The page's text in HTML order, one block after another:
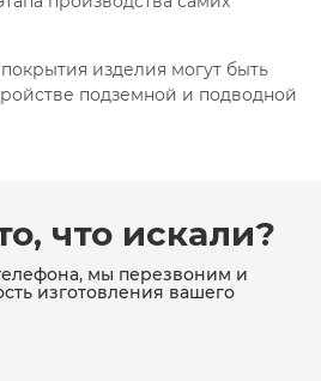
изделия могут быть
подземной и подводной
что искали?
мы перезвоним и
изготовления вашего